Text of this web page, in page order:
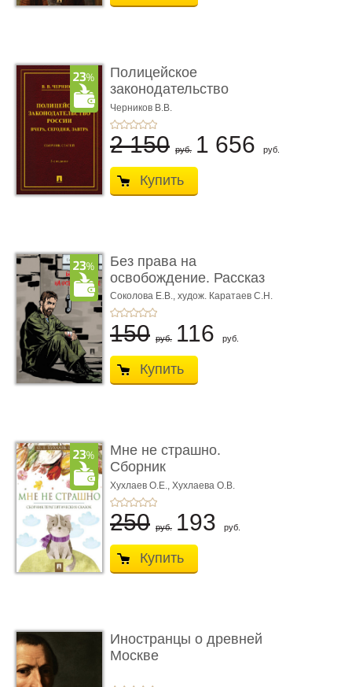
Полицейское
законодательство
России: вчера, с� ...
Черников В.В.
2 150 руб. 1 656 руб.
Купить
Без права на
освобождение. Рассказ
Соколова Е.В., худож. Каратаев С.Н.
150 руб. 116 руб.
Купить
Мне не страшно.
Сборник
терапевтических
сказо� ...
Хухлаев О.Е., Хухлаева О.В.
250 руб. 193 руб.
Купить
Иностранцы о древней
Москве